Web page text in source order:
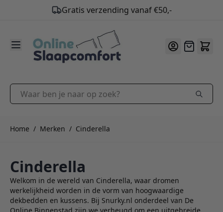
Gratis verzending vanaf €50,-
9.2/10
Offerte
Waar ben je naar op zoek?
Home / Merken / Cinderella
Cinderella
Welkom in de wereld van Cinderella, waar dromen
werkelijkheid worden in de vorm van hoogwaardige
dekbedden en kussens. Bij Snurky.nl onderdeel van De